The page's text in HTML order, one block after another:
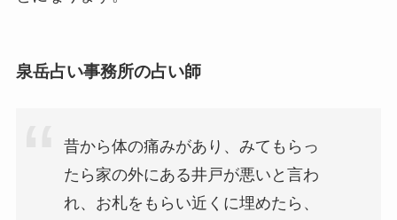
泉岳占い事務所の占い師
昔から体の痛みがあり、みてもらっ
たら家の外にある井戸が悪いと言わ
れ、お札をもらい近くに埋めたら、